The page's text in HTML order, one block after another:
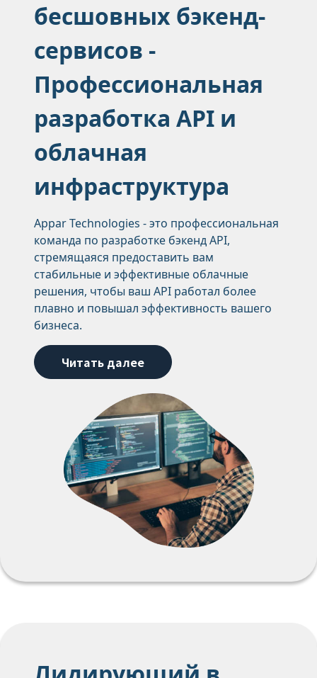
бесшовных бэкенд-
сервисов -
Профессиональная
разработка API и
облачная
инфраструктура
Appar Technologies - это профессиональная
команда по разработке бэкенд API,
стремящаяся предоставить вам
стабильные и эффективные облачные
решения, чтобы ваш API работал более
плавно и повышал эффективность вашего
бизнеса.
Читать далее